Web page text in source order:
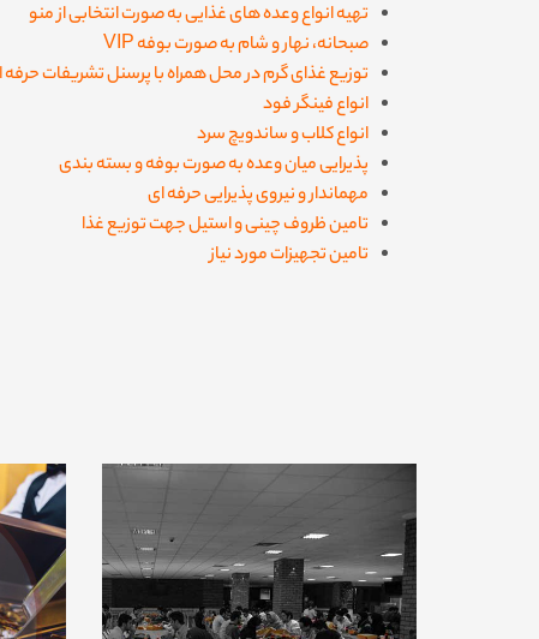
تهیه انواع وعده های غذایی به صورت انتخابی از منو
صبحانه، نهار و شام به صورت بوفه VIP
توزیع غذای گرم در محل همراه با پرسنل تشریفات حرفه
انواع فینگر فود
انواع کلاب و ساندویچ سرد
پذیرایی میان وعده به صورت بوفه و بسته بندی
مهماندار و نیروی پذیرایی حرفه ای
تامین ظروف چینی و استیل جهت توزیع غذا
تامین تجهیزات مورد نیاز